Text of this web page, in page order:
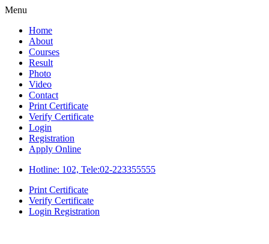
Menu
Home
About
Courses
Result
Photo
Video
Contact
Print Certificate
Verify Certificate
Login
Registration
Apply Online
Hotline: 102, Tele:02-223355555
Print Certificate
Verify Certificate
Login Registration